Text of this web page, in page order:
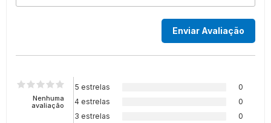
Nenhuma
avaliação
5 estrelas
0
4 estrelas
0
3 estrelas
0